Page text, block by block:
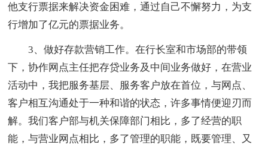
他支行票据来解决资金困难，通过自己不懈努力，为支
行增加了亿元的票据业务。
3、做好存款营销工作。在行长室和市场部的带领
下，协作网点主任把存贷业务及中间业务做好，在营业
活动中，我把服务基层、服务客户放在首位，与网点、
客户相互沟通处于一种和谐的状态，许多事情便迎刃而
解。我们客户部与机关保障部门相比，多了经营的职
能，与营业网点相比，多了管理的职能，既要管理、又